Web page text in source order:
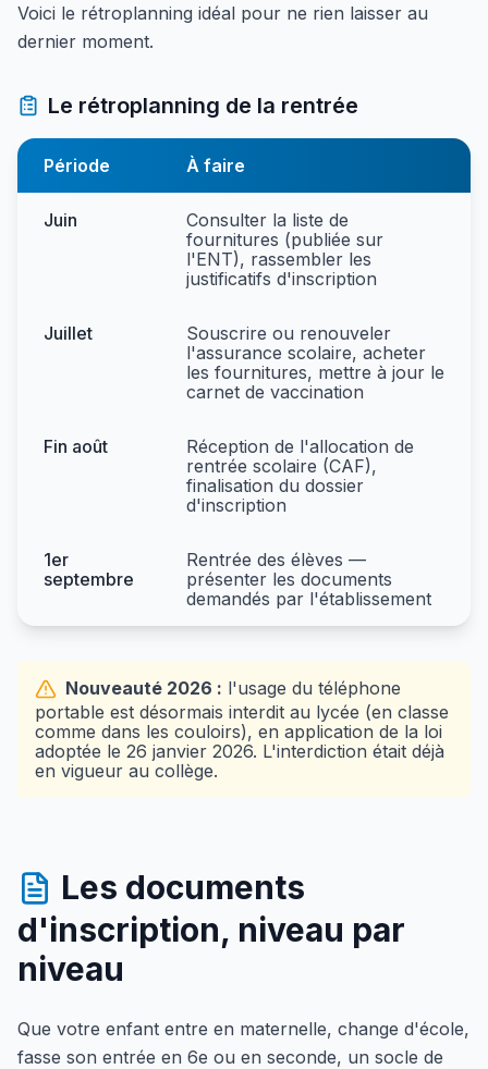
Voici le rétroplanning idéal pour ne rien laisser au
dernier moment.
Le rétroplanning de la rentrée
Période À faire
Juin
Consulter la liste de
fournitures (publiée sur
l'ENT), rassembler les
justificatifs d'inscription
Juillet
Souscrire ou renouveler
l'assurance scolaire, acheter
les fournitures, mettre à jour le
carnet de vaccination
Fin août
Réception de l'allocation de
rentrée scolaire (CAF),
finalisation du dossier
d'inscription
1er
septembre
Rentrée des élèves —
présenter les documents
demandés par l'établissement
Nouveauté 2026 : l'usage du téléphone
portable est désormais interdit au lycée (en classe
comme dans les couloirs), en application de la loi
adoptée le 26 janvier 2026. L'interdiction était déjà
en vigueur au collège.
Les documents
d'inscription, niveau par
niveau
Que votre enfant entre en maternelle, change d'école,
fasse son entrée en 6e ou en seconde, un socle de